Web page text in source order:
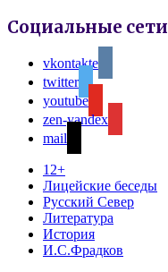
Социальные сети
vkontakte
twitter
youtube
zen-yandex
mail
12+
Лицейские беседы
Русский Север
Литература
История
И.С.Фрадков